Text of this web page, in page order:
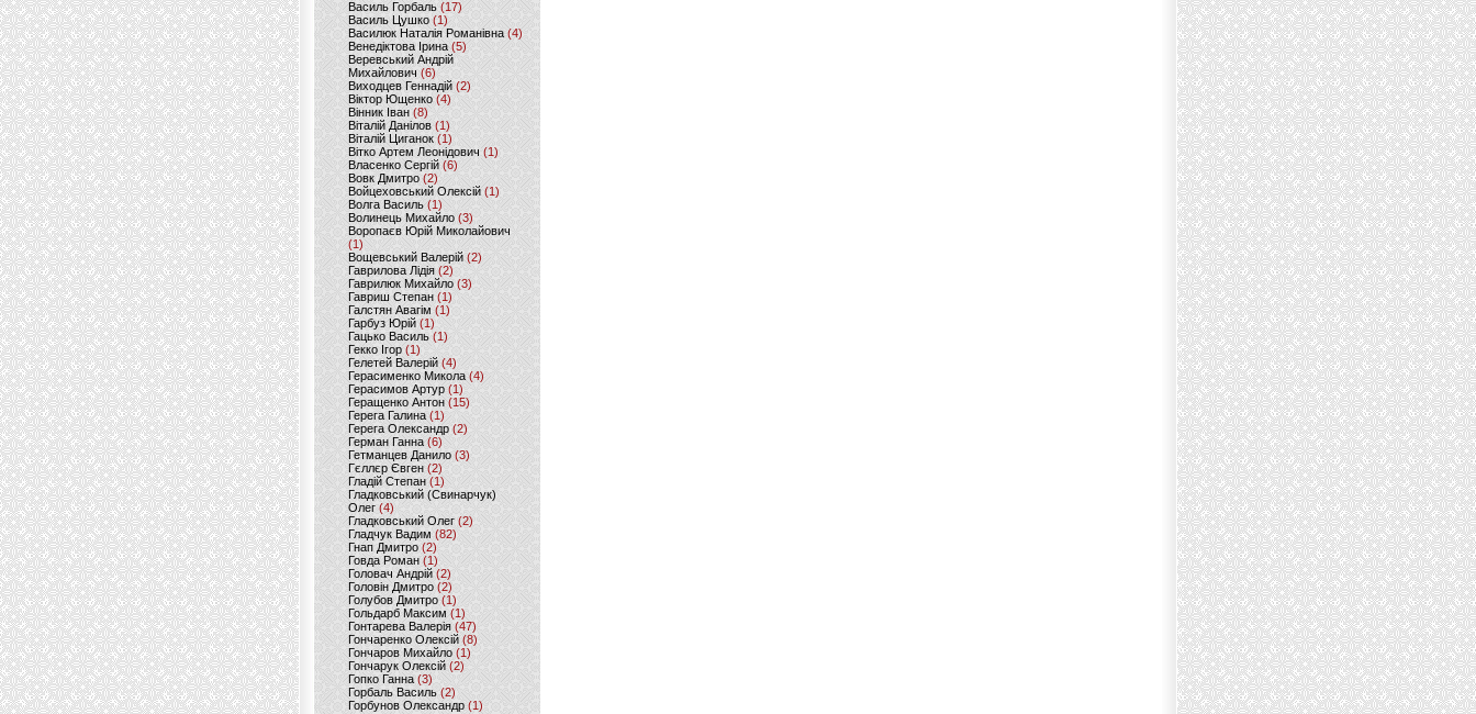
Василь Горбаль (17)
Василь Цушко (1)
Василюк Наталія Романівна (4)
Венедіктова Ірина(5)
Веревський Андрій
Михайлович (6)
Виходцев Геннадій (2)
Віктор Ющенко (4)
Вінник Іван (8)
Віталій Данілов (1)
Віталій Циганок (1)
Вітко Артем Леонідович(1)
Власенко Сергій (6)
Вовк Дмитро(2)
Войцеховський Олексій(1)
Волга Василь (1)
Волинець Михайло (3)
Воропаєв Юрій Миколайович
(1)
Вощевський Валерій(2)
Гаврилова Лідія (2)
Гаврилюк Михайло (3)
Гавриш Степан (1)
Галстян Авагім (1)
Гарбуз Юрій (1)
Гацько Василь (1)
Гекко Ігор(1)
Гелетей Валерій (4)
Герасименко Микола (4)
Герасимов Артур (1)
Геращенко Антон(15)
Герега Галина (1)
Герега Олександр (2)
Герман Ганна (6)
Гетманцев Данило (3)
Гєллєр Євген (2)
Гладій Степан(1)
Гладковський (Свинарчук)
Олег (4)
Гладковський Олег (2)
Гладчук Вадим (82)
Гнап Дмитро (2)
Говда Роман(1)
Головач Андрій (2)
Головін Дмитро (2)
Голубов Дмитро (1)
Гольдарб Максим(1)
Гонтарева Валерія (47)
Гончаренко Олексій(8)
Гончаров Михайло (1)
Гончарук Олексій (2)
Гопко Ганна (3)
Горбаль Василь (2)
Горбунов Олександр (1)